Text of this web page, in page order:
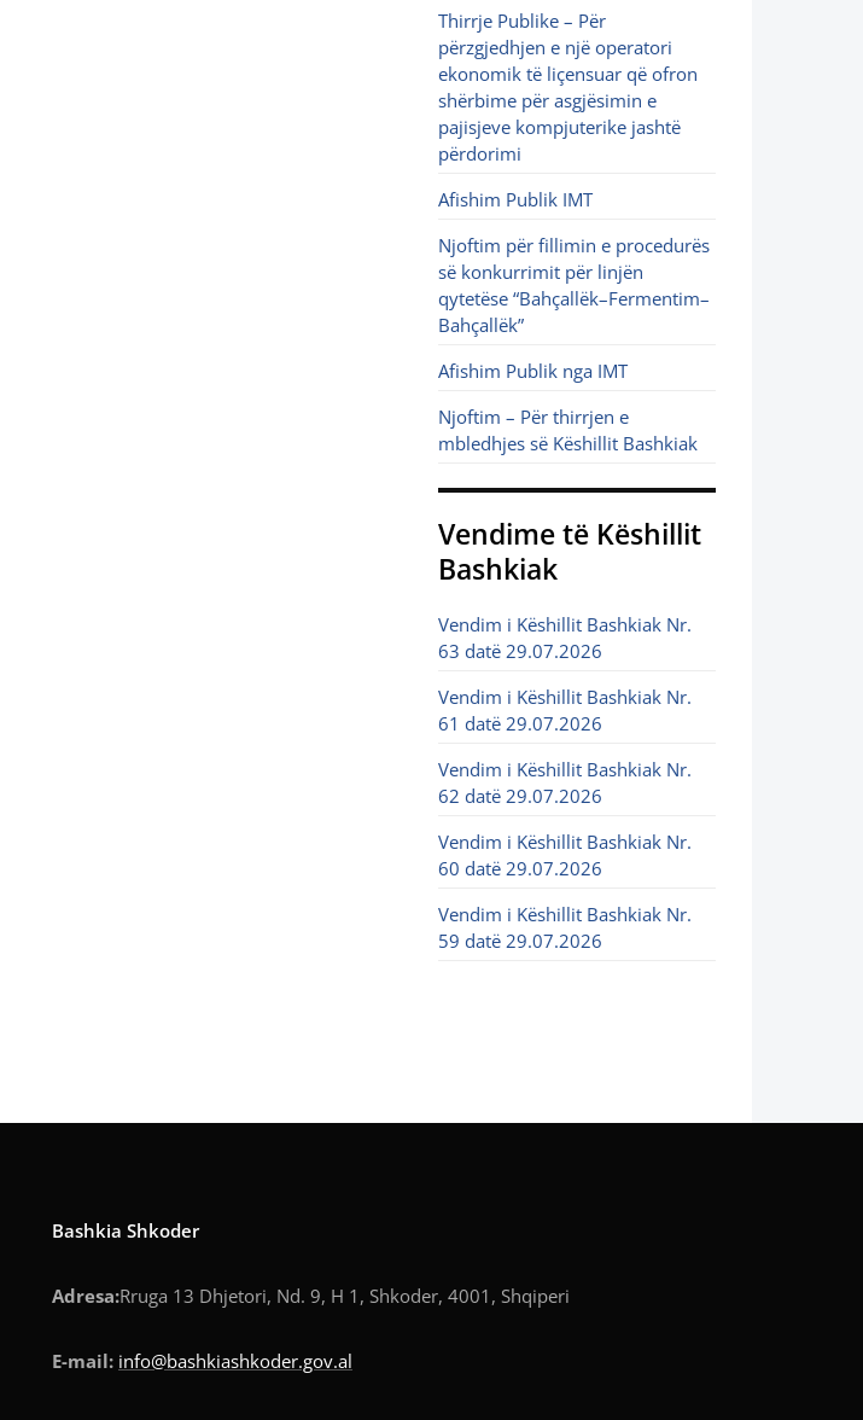
Thirrje Publike – Për
përzgjedhjen e një operatori
ekonomik të liçensuar që ofron
shërbime për asgjësimin e
pajisjeve kompjuterike jashtë
përdorimi
Afishim Publik IMT
Njoftim për fillimin e procedurës
së konkurrimit për linjën
qytetëse “Bahçallëk–Fermentim–
Bahçallëk”
Afishim Publik nga IMT
Njoftim – Për thirrjen e
mbledhjes së Këshillit Bashkiak
Vendime të Këshillit
Bashkiak
Vendim i Këshillit Bashkiak Nr.
63 datë 29.07.2026
Vendim i Këshillit Bashkiak Nr.
61 datë 29.07.2026
Vendim i Këshillit Bashkiak Nr.
62 datë 29.07.2026
Vendim i Këshillit Bashkiak Nr.
60 datë 29.07.2026
Vendim i Këshillit Bashkiak Nr.
59 datë 29.07.2026
Bashkia Shkoder
Adresa:Rruga 13 Dhjetori, Nd. 9, H 1, Shkoder, 4001, Shqiperi
E-mail: info@bashkiashkoder.gov.al